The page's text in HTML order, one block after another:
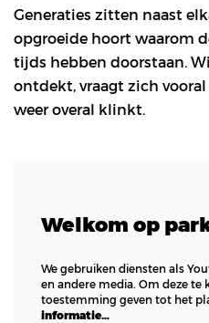
Generaties zitten naast
opgroeide hoort waarom
tijds hebben doorstaan.
ontdekt, vraagt zich
weer overal klinkt.
Welkom op
We gebruiken diensten als
en andere media. Om deze te
toestemming geven tot het
informatie…